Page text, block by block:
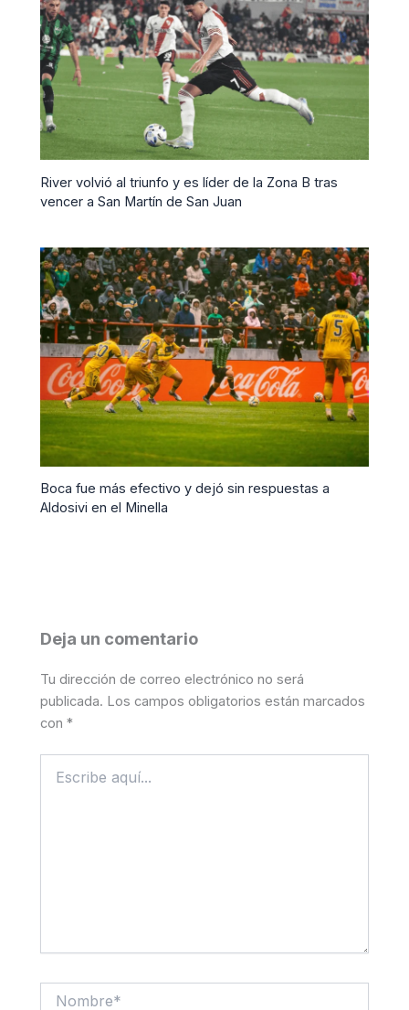
River volvió al triunfo y es líder de la Zona B tras
vencer a San Martín de San Juan
Boca fue más efectivo y dejó sin respuestas a
Aldosivi en el Minella
Deja un comentario
Tu dirección de correo electrónico no será
publicada. Los campos obligatorios están marcados
con*
aquí...